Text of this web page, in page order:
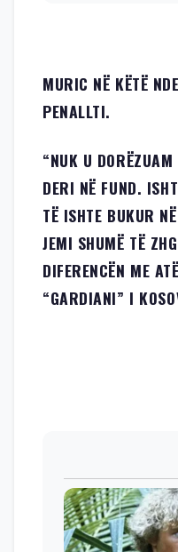
MURIC NË KËTË
PENALLTI.
“NUK U
DERI NË FUND.
TË ISHTE BUKUR
JEMI SHUMË TË
DIFERENCËN ME
“GARDIANI” I